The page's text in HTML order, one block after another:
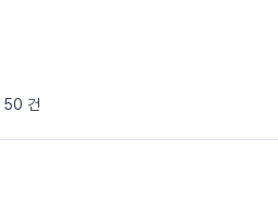
50 건